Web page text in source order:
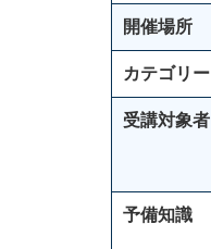
開催場所
カテゴリー
受講対象者
予備知識